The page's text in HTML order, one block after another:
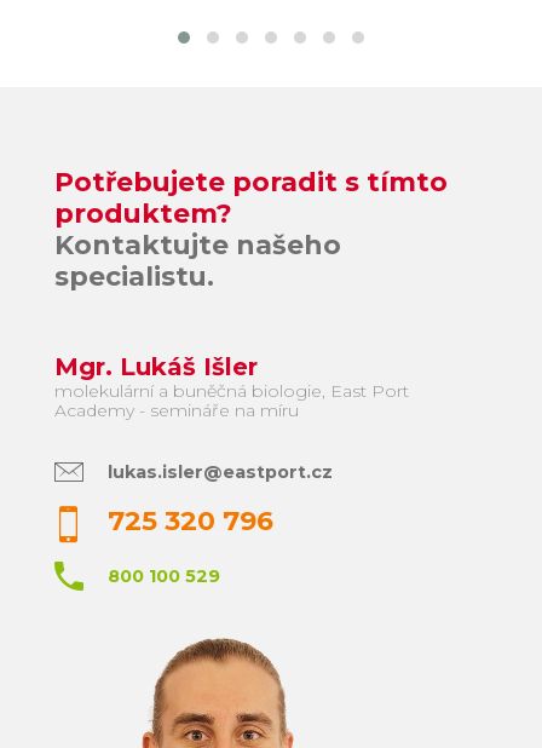
Potřebujete poradit s tímto
produktem?
Kontaktujte našeho
specialistu.
Mgr. Lukáš Išler
molekulární a buněčná biologie, East Port
Academy - semináře na míru
lukas.isler@eastport.cz
725 320 796
800 100 529